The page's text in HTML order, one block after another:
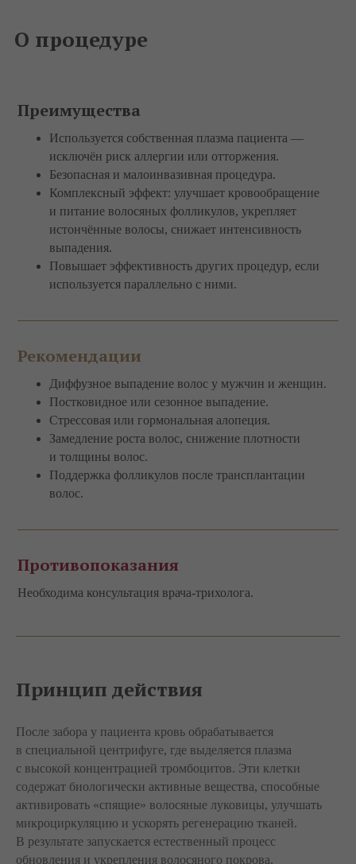
О процедуре
Преимущества
Используется собственная плазма пациента —
исключён риск аллергии или отторжения.
Безопасная и малоинвазивная процедура.
Комплексный эффект: улучшает кровообращение
и питание волосяных фолликулов, укрепляет
истончённые волосы, снижает интенсивность
выпадения.
Повышает эффективность других процедур, если
используется параллельно с ними.
Рекомендации
Диффузное выпадение волос у мужчин и женщин.
Постковидное или сезонное выпадение.
Стрессовая или гормональная алопеция.
Замедление роста волос, снижение плотности
и толщины волос.
Поддержка фолликулов после трансплантации
волос.
Противопоказания
Необходима консультация врача-трихолога.
Принцип действия
После забора у пациента кровь обрабатывается
в специальной центрифуге, где выделяется плазма
с высокой концентрацией тромбоцитов. Эти клетки
содержат биологически активные вещества, способные
активировать «спящие» волосяные луковицы, улучшать
микроциркуляцию и ускорять регенерацию тканей.
В результате запускается естественный процесс
обновления и укрепления волосяного покрова.